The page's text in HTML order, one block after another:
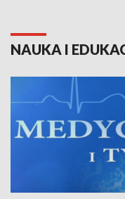
NAUKA I